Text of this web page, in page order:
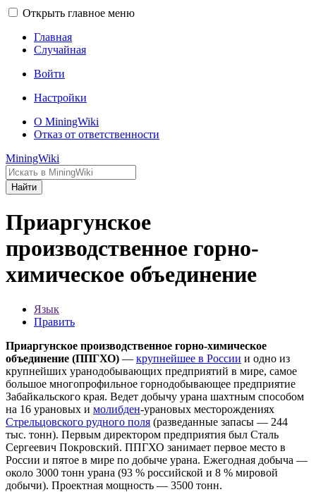
Открыть главное меню
Главная
Случайная
Войти
Настройки
О MiningWiki
Отказ от ответственности
MiningWiki
Найти
Приаргунское
производственное горно-
химическое объединение
Язык
Править
Приаргунское производственное горно-химическое
объединение (ППГХО) — крупнейшее в России и одно из
крупнейших уранодобывающих предприятий в мире, самое
большое многопрофильное горнодобывающее предприятие
Забайкальского края. Ведет добычу урана шахтным способом
на 16 урановых и молибден-урановых месторождениях
Стрельцовского рудного поля (разведанные запасы — 244
тыс. тонн). Первым директором предприятия был Сталь
Сергеевич Покровский. ППГХО занимает первое место в
России и пятое в мире по добыче урана. Ежегодная добыча —
около 3000 тонн урана (93 % российской и 8 % мировой
добычи). Проектная мощность — 3500 тонн.